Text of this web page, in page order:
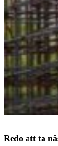
Så blir du
Det är enkelt att
Skapa ett konto
Du får direkt
automatiskt i takt
Redo att ta